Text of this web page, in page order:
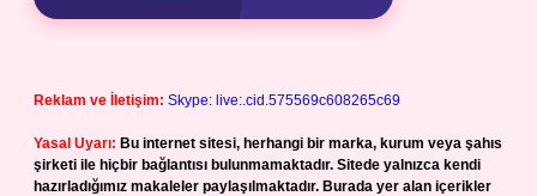
Reklam ve İletişim: Skype: live:.cid.575569c608265c69
Yasal Uyarı: Bu internet sitesi, herhangi bir marka, kurum veya şahıs
şirketi ile hiçbir bağlantısı bulunmamaktadır. Sitede yalnızca kendi
hazırladığımız makaleler paylaşılmaktadır. Burada yer alan içerikler